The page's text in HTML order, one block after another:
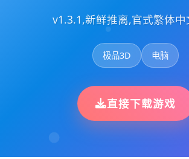
v1.3.1,新鲜推离,官式繁体中
极品3D 电脑
直接下载游戏